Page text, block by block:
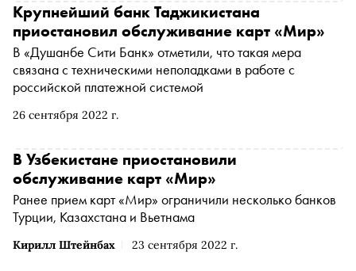
26 сентября 2022 г.
Крупнейший банк Таджикистана
приостановил обслуживание карт «Мир»
В «Душанбе Сити Банк» отметили, что такая мера
связана с техническими неполадками в работе с
российской платежной системой
Кирилл Штейнбах 23 сентября 2022 г.
В Узбекистане приостановили
обслуживание карт «Мир»
Ранее прием карт «Мир» ограничили несколько банков
Турции, Казахстана и Вьетнама